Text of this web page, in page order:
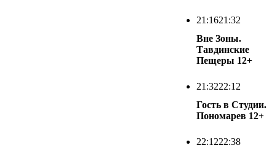
21:1621:32
Вне Зоны.
Тавдинские
Пещеры 12+
21:3222:12
Гость в Студии.
Пономарев 12+
22:1222:38